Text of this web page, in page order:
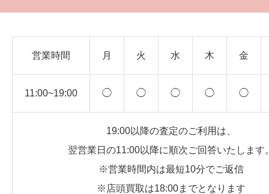
営業時間 月 火 水 木 金
11:00~19:00 ◯ ◯ ◯ ◯ ◯
19:00以降の査定のご利用は、
翌営業日の11:00以降に順次ご回答いたします
※営業時間内は最短10分でご返信
※店頭買取は18:00までとなります